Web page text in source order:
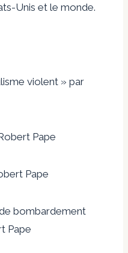
Unis et le monde.
violent » par
Pape
Pape
bombardement
Pape